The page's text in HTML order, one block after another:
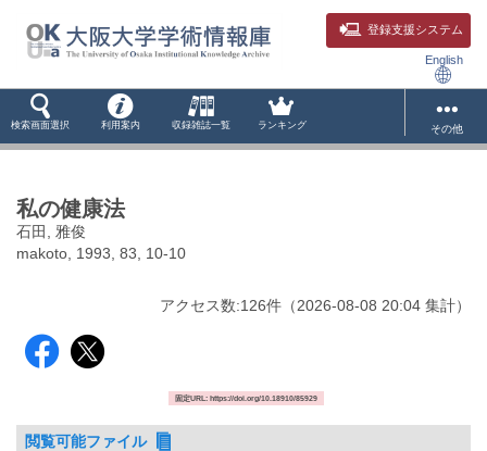
登録支援システム
English
検索画面選択 利用案内 収録雑誌一覧 ランキング その他
私の健康法
石田, 雅俊
makoto, 1993, 83, 10-10
アクセス数:126件 （2026-08-08 20:04 集計）
固定URL: https://doi.org/10.18910/85929
閲覧可能ファイル